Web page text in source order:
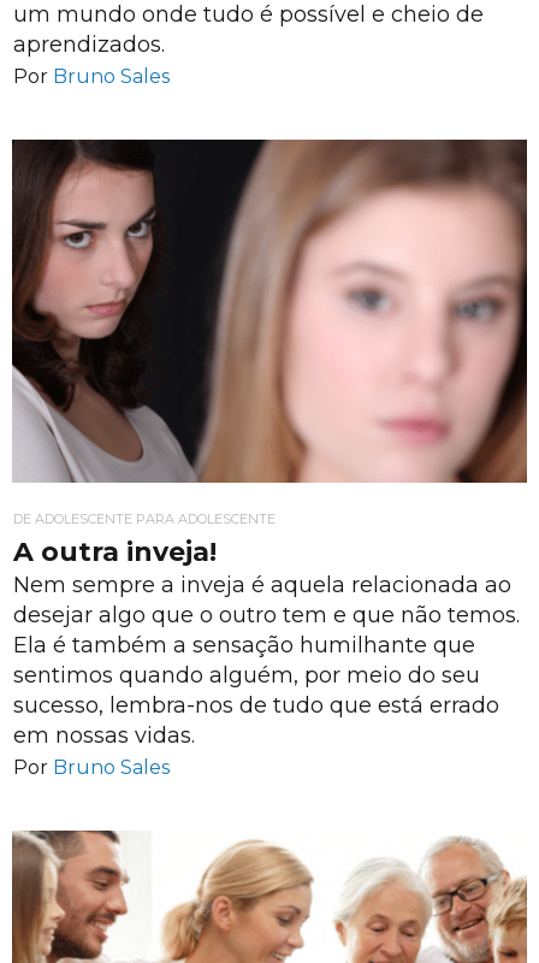
um mundo onde tudo é possível e cheio de
aprendizados.
Por Bruno Sales
DE ADOLESCENTE PARA ADOLESCENTE
A outra inveja!
Nem sempre a inveja é aquela relacionada ao
desejar algo que o outro tem e que não temos.
Ela é também a sensação humilhante que
sentimos quando alguém, por meio do seu
sucesso, lembra-nos de tudo que está errado
em nossas vidas.
Por Bruno Sales